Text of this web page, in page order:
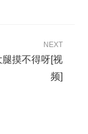
NEXT
腿摸不得呀[视
频]